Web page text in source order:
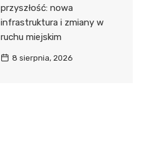
przyszłość: nowa
infrastruktura i zmiany w
ruchu miejskim
8 sierpnia, 2026